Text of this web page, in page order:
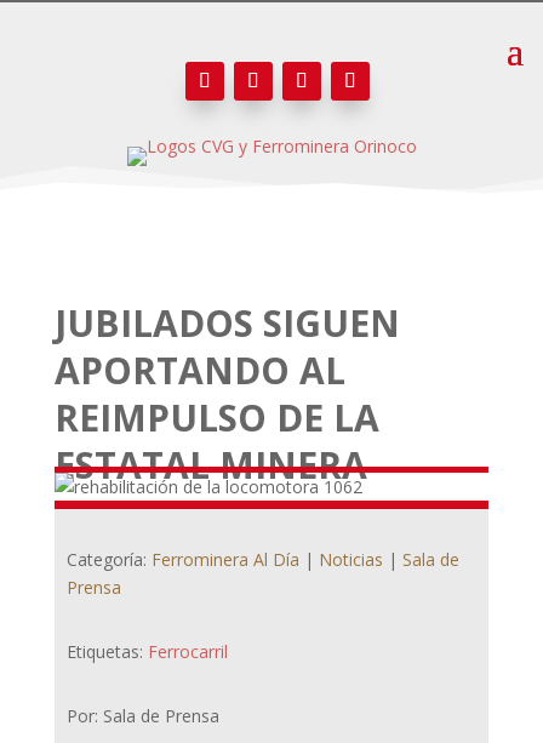
JUBILADOS SIGUEN
APORTANDO AL
REIMPULSO DE LA
ESTATAL MINERA
Categoría: Ferrominera Al Día | Noticias | Sala de
Prensa
Etiquetas: Ferrocarril
Por: Sala de Prensa